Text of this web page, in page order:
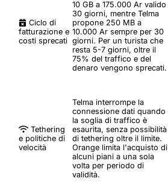
Ciclo di
fatturazione e
costi sprecati
10 GB a 175.000 Ar valido
30 giorni, mentre Telma
propone 250 MB a
10.000 Ar sempre per 30
giorni. Per un turista che
resta 5-7 giorni, oltre il
75% del traffico e del
denaro vengono sprecati.
Tethering
e politiche di
velocità
Telma interrompe la
connessione dati quando
la soglia di traffico è
esaurita, senza possibilità
di tethering oltre il limite.
Orange limita l'acquisto di
alcuni piani a una sola
volta per periodo di
validità.